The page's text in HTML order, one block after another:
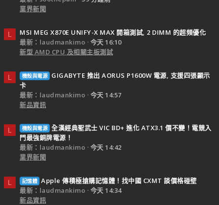
業界新聞
L
MSI MEG X870E UNIFY-X MAX 開箱測試, 2 DIMM 的超頻優化
最新：laudmankimo
今天 16:10
新型 AMD CPU 及相關主板測試
L 機殼與電源
GIGABYTE 推出 AORUS P1600W 電源, 支援四張顯示
卡
最新：laudmankimo
今天 14:57
新品資訊
L 機殼與電源 全漢經典聖武士 VIC BD+ 進化 ATX3.1 價不變！電競入
門最強銅牌電源！
最新：laudmankimo
今天 14:42
業界新聞
L 記憶體 Apple 傳積極搶購記憶體！找中國 CXMT 談價格碰壁
最新：laudmankimo
今天 14:34
新品資訊